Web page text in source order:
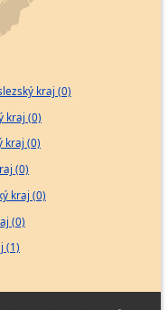
kraj (0)
kraj (0)
kraj (0)
(0)
kraj (0)
(0)
(1)